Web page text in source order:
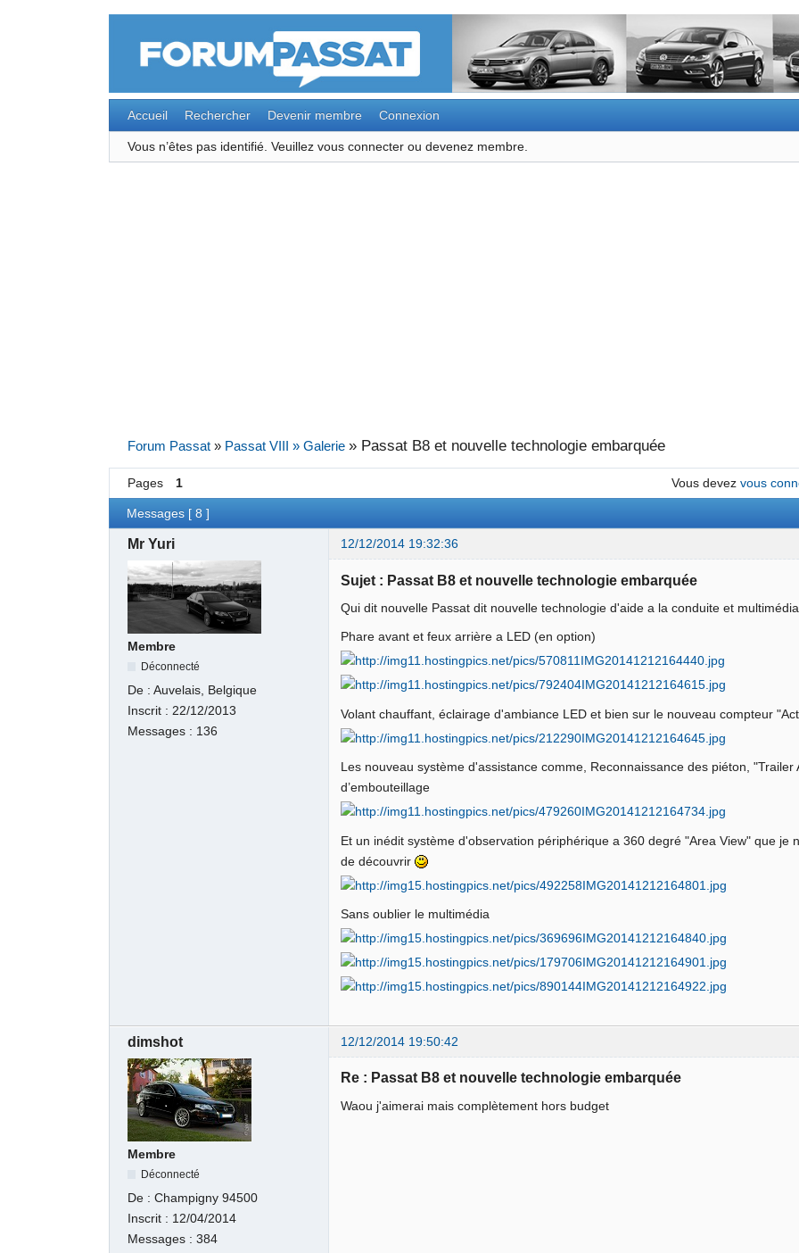
Accueil Rechercher Devenir membre Connexion
Vous n’êtes pas identifié. Veuillez vous connecter ou devenez membre.
Forum Passat » Passat VIII » Galerie » Passat B8 et nouvelle technologie embarquée
Pages 1 Vous devez vous
Messages [ 8 ]
Mr Yuri 12/12/2014 19:32:36
Membre
Déconnecté
De :Auvelais, Belgique
Inscrit :22/12/2013
Messages : 136
Sujet : Passat B8 et nouvelle technologie embarquée
Qui dit nouvelle Passat dit nouvelle technologie d'aide a la conduite et
Phare avant et feux arrière a LED (en option)
Volant chauffant, éclairage d'ambiance LED et bien sur le nouveau compteur
Les nouveau système d'assistance comme, Reconnaissance des piéton, "Trailer
d’embouteillage
Et un inédit système d'observation périphérique a 360 degré "Area View" que je
de découvrir
Sans oublier le multimédia
dimshot 12/12/2014 19:50:42
Membre
Déconnecté
De :Champigny 94500
Inscrit : 12/04/2014
Messages :384
Re : Passat B8 et nouvelle technologie embarquée
Waou j'aimerai mais complètement hors budget